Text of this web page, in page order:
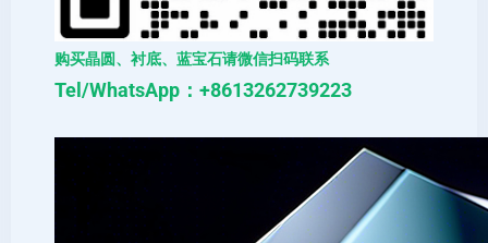
购买晶圆、衬底、蓝宝石请微信扫码联系
Tel/WhatsApp：+8613262739223